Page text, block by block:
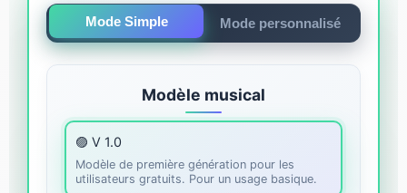
Mode Simple Mode personnalisé
Modèle musical
🟣 V 1.0
Modèle de première génération pour les
utilisateurs gratuits. Pour un usage basique.